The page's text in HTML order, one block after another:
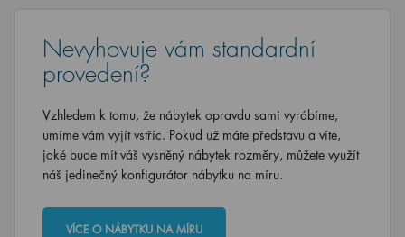
Nevyhovuje vám standardní
provedení?
Vzhledem k tomu, že nábytek opravdu sami vyrábíme,
umíme vám vyjít vstříc. Pokud už máte představu a víte,
jaké bude mít váš vysněný nábytek rozměry, můžete využít
náš jedinečný konfigurátor nábytku na míru.
VÍCE O NÁBYTKU NA MÍRU